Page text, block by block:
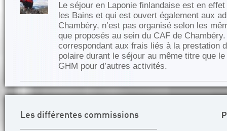
Le séjour en Laponie finlandaise est en
les Bains et qui est ouvert également aux
Chambéry, n’est pas organisé selon les
que proposés au sein du CAF de
correspondant aux frais liés à la prestation
polaire durant le séjour au même titre que
GHM pour d’autres activités.
Les différentes commissions